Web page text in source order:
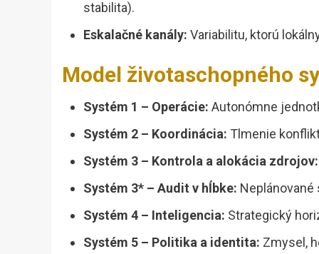
stabilita).
Eskalačné kanály: Variabilitu, ktorú
Model životaschopného
Systém 1 – Operácie: Autonómne
Systém 2 – Koordinácia: Tlmenie
Systém 3 – Kontrola a alokácia zdrojov:
Systém 3* – Audit v hĺbke:
Systém 4 – Inteligencia: Strategický
Systém 5 – Politika a identita: Zmysel,